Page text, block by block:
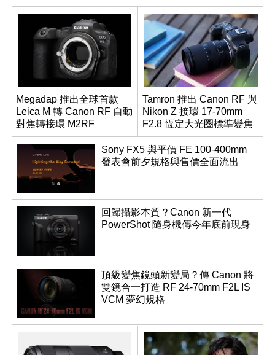
Megadap 推出全球首款
Leica M 轉 Canon RF 自動
對焦轉接環 M2RF
Tamron 推出 Canon RF 與
Nikon Z 接環 17-70mm
F2.8 恆定大光圈標準變焦
鏡
Sony FX5 與平價 FE 100-400mm
發表會前夕規格與售價全面流出
回歸攝影本質？Canon 新一代
PowerShot 隨身機傳今年底前現身
頂級變焦鏡頭新變局？傳 Canon 將
雙鏡合一打造 RF 24-70mm F2L IS
VCM 夢幻規格